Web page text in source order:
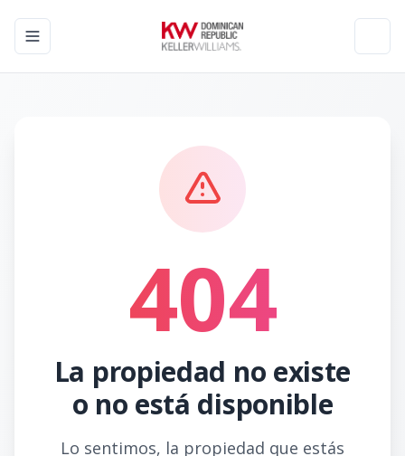
Toggle navigation menu
404
La propiedad no existe
o no está disponible
Lo sentimos, la propiedad que estás